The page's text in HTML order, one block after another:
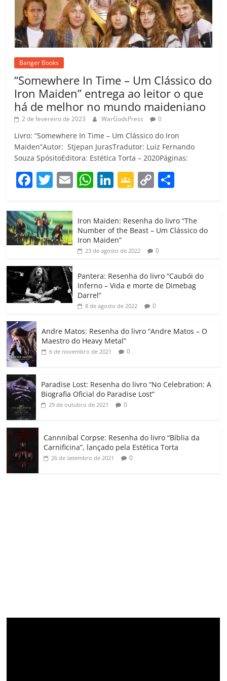
Banger Books
“Somewhere In Time – Um Clássico do
Iron Maiden” entrega ao leitor o que
há de melhor no mundo maideniano
2 de fevereiro de 2023 WarGodsPress 0
Livro: “Somewhere In Time – Um Clássico do Iron
Maiden”Autor: Stjepan JurasTradutor: Luiz Fernando
Souza SpósitoEditora: Estética Torta – 2020Páginas:
F
c
e
b
o
o
k
T
itt
er
E W
at
s
A
p
Li
e
dI
G
gl
e
Cl
a
ss
ro
o
C
p
y
Li
k
m
p
h
ar
Iron Maiden: Resenha do livro “The
Number of the Beast – Um Clássico do
Iron Maiden”
23 de agosto de 2022 0
Pantera: Resenha do livro “Caubói do
Inferno – Vida e morte de Dimebag
Darrel”
8 de agosto de 2022 0
Andre Matos: Resenha do livro “Andre Matos – O
Maestro do Heavy Metal”
6 de novembro de 2021 0
Paradise Lost: Resenha do livro “No Celebration: A
Biografia Oficial do Paradise Lost”
29 de outubro de 2021 0
Cannnibal Corpse: Resenha do livro “Bíblia da
Carnificina”, lançado pela Estética Torta
26 de setembro de 2021 0